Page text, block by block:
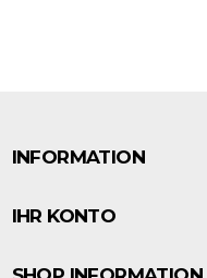
INFORMATION
IHR KONTO